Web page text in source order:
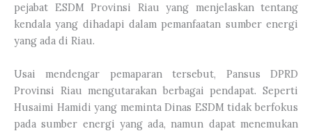
pejabat ESDM Provinsi Riau yang menjelaskan tentang
kendala yang dihadapi dalam pemanfaatan sumber energi
yang ada di Riau.
Usai mendengar pemaparan tersebut, Pansus DPRD
Provinsi Riau mengutarakan berbagai pendapat. Seperti
Husaimi Hamidi yang meminta Dinas ESDM tidak berfokus
pada sumber energi yang ada, namun dapat menemukan